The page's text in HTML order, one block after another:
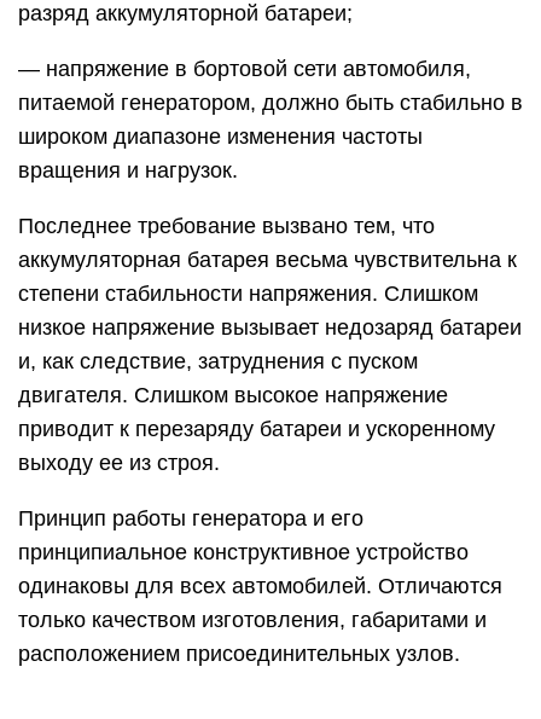
разряд аккумуляторной батареи;
— напряжение в бортовой сети автомобиля,
питаемой генератором, должно быть стабильно в
широком диапазоне изменения частоты
вращения и нагрузок.
Последнее требование вызвано тем, что
аккумуляторная батарея весьма чувствительна к
степени стабильности напряжения. Слишком
низкое напряжение вызывает недозаряд батареи
и, как следствие, затруднения с пуском
двигателя. Слишком высокое напряжение
приводит к перезаряду батареи и ускоренному
выходу ее из строя.
Принцип работы генератора и его
принципиальное конструктивное устройство
одинаковы для всех автомобилей. Отличаются
только качеством изготовления, габаритами и
расположением присоединительных узлов.